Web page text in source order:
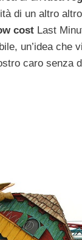
di un altro
cost Last
un’idea che
caro senza